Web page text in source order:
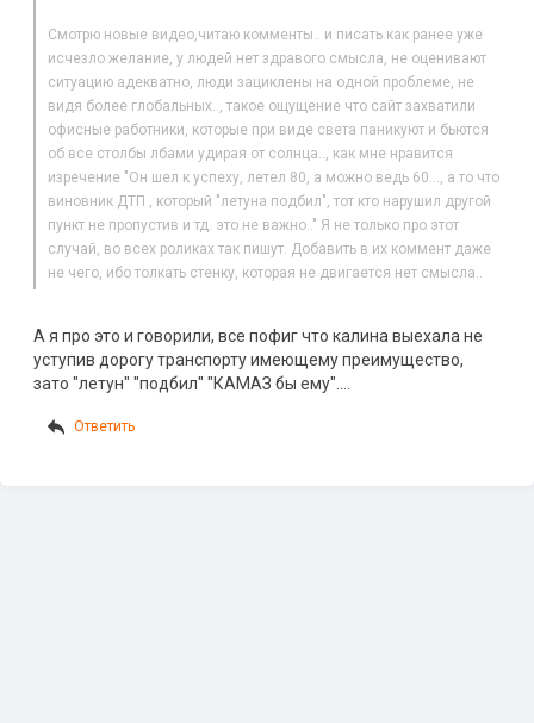
Смотрю новые видео,читаю комменты.. и писать как ранее уже
исчезло желание, у людей нет здравого смысла, не оценивают
ситуацию адекватно, люди зациклены на одной проблеме, не
видя более глобальных.., такое ощущение что сайт захватили
офисные работники, которые при виде света паникуют и бьются
об все столбы лбами удирая от солнца.., как мне нравится
изречение "Он шел к успеху, летел 80, а можно ведь 60…, а то что
виновник ДТП , который "летуна подбил", тот кто нарушил другой
пункт не пропустив и тд. это не важно.." Я не только про этот
случай, во всех роликах так пишут. Добавить в их коммент даже
не чего, ибо толкать стенку, которая не двигается нет смысла..
А я про это и говорили, все пофиг что калина выехала не
уступив дорогу транспорту имеющему преимущество,
зато "летун" "подбил" "КАМАЗ бы ему"….
Ответить